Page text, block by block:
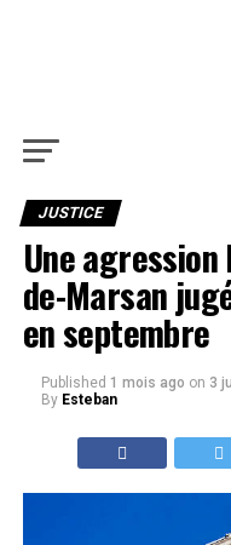
JUSTICE
Une agression
de-Marsan
en septembre
Published 1 mois ago on 3
By Esteban